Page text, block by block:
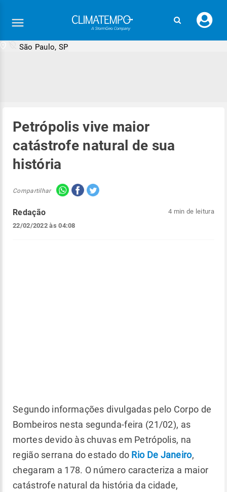
seu
São Paulo, SP
Petrópolis vive maior
catástrofe natural de sua
história
Compartilhar
Redação
22/02/2022 às 04:08
4 min de leitura
Segundo informações divulgadas pelo Corpo de
Bombeiros nesta segunda-feira (21/02), as
mortes devido às chuvas em Petrópolis, na
região serrana do estado do Rio De Janeiro,
chegaram a 178. O número caracteriza a maior
catástrofe natural da história da cidade,